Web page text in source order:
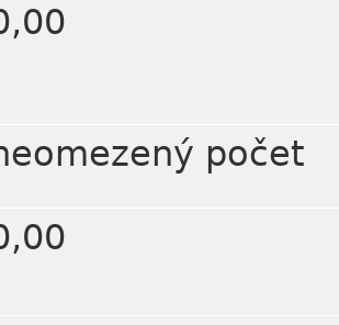
počet